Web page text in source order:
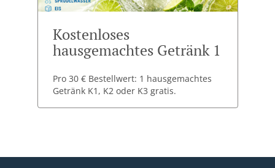
Kostenloses
hausgemachtes Getränk 1
Pro 30 € Bestellwert: 1 hausgemachtes
Getränk K1, K2 oder K3 gratis.